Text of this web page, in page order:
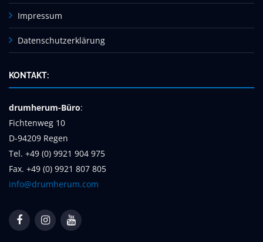
Impressum
Datenschutzerklärung
KONTAKT:
drumherum-Büro:
Fichtenweg 10
D-94209 Regen
Tel. +49 (0) 9921 904 975
Fax. +49 (0) 9921 807 805
info@drumherum.com